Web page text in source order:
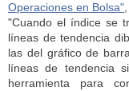
Operaciones en Bolsa"
"Cuando el índice se
líneas de tendencia
las del gráfico de
líneas de tendencia
herramienta para